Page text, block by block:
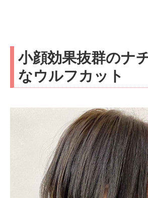
小顔効果抜群のナ
なウルフカット